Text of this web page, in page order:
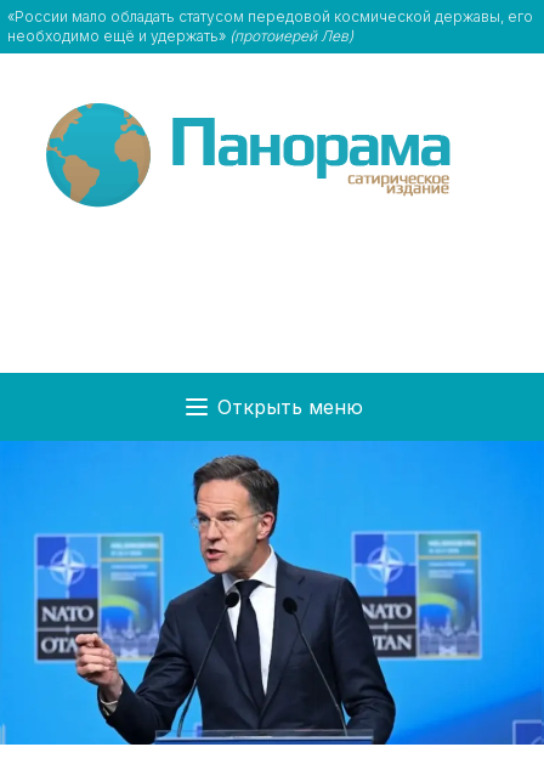
«России мало обладать статусом передовой космической державы, его
необходимо ещё и удержать» (протоиерей Лев)
Открыть меню